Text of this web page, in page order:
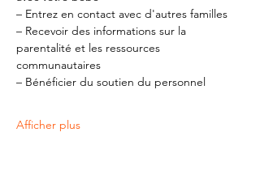
– Entrez en contact avec d'autres familles
– Recevoir des informations sur la
parentalité et les ressources
communautaires
– Bénéficier du soutien du personnel
Afficher plus